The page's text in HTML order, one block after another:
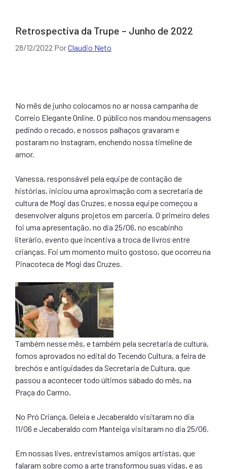
Retrospectiva da Trupe – Junho de 2022
28/12/2022 PorClaudio Neto
No mês de junho colocamos no ar nossa campanha de
Correio Elegante Online. O público nos mandou mensagens
pedindo o recado, e nossos palhaços gravaram e
postaram no Instagram, enchendo nossa timeline de
amor.
Vanessa, responsável pela equipe de contação de
histórias, iniciou uma aproximação com a secretaria de
cultura de Mogi das Cruzes, e nossa equipe começou a
desenvolver alguns projetos em parceria. O primeiro deles
foi uma apresentação, no dia 25/06, no escabinho
literário, evento que incentiva a troca de livros entre
crianças. Foi um momento muito gostoso, que ocorreu na
Pinacoteca de Mogi das Cruzes.
Também nesse mês, e também pela secretaria de cultura,
fomos aprovados no edital do Tecendo Cultura, a feira de
brechós e antiguidades da Secretaria de Cultura, que
passou a acontecer todo últimos sábado do mês, na
Praça do Carmo.
No Pró Criança, Geleia e Jecaberaldo visitaram no dia
11/06 e Jecaberaldo com Manteiga visitaram no dia 25/06.
Em nossas lives, entrevistamos amigos artistas, que
falaram sobre como a arte transformou suas vidas, e as